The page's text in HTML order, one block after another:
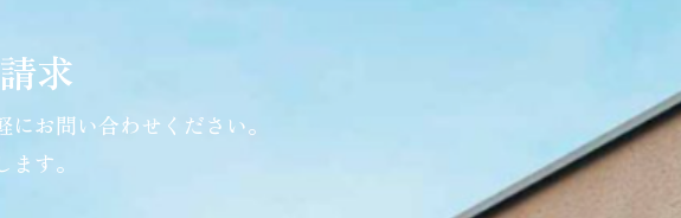
求
お問い合わせください。
す。